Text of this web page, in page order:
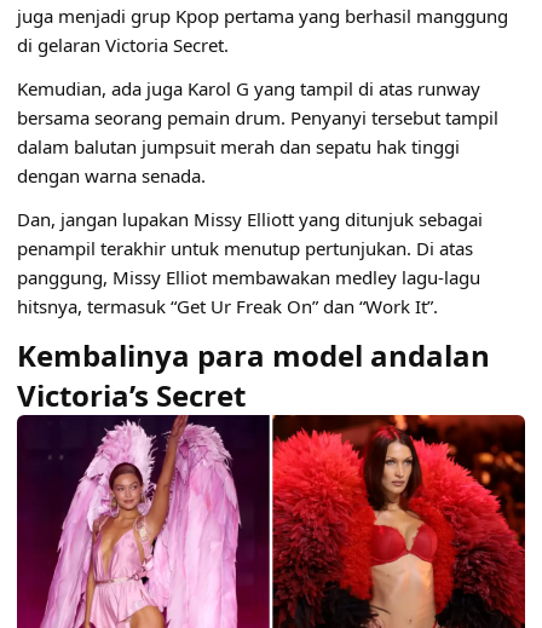
juga menjadi grup Kpop pertama yang berhasil manggung
di gelaran Victoria Secret.
Kemudian, ada juga Karol G yang tampil di atas runway
bersama seorang pemain drum. Penyanyi tersebut tampil
dalam balutan jumpsuit merah dan sepatu hak tinggi
dengan warna senada.
Dan, jangan lupakan Missy Elliott yang ditunjuk sebagai
penampil terakhir untuk menutup pertunjukan. Di atas
panggung, Missy Elliot membawakan medley lagu-lagu
hitsnya, termasuk “Get Ur Freak On” dan “Work It”.
Kembalinya para model andalan
Victoria’s Secret